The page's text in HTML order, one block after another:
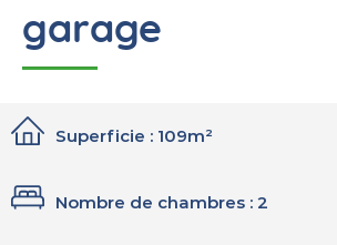
garage
Superficie : 109m²
Nombre de chambres : 2